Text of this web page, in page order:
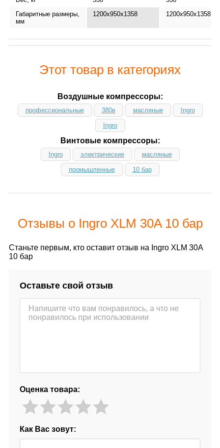
Габаритные размеры,
мм
1200x950x1358 1200x950x1358
Этот товар в категориях
Воздушные компрессоры:
профессиональные 380в масляные Ingro
Ingro
Винтовые компрессоры:
Ingro электрические масляные
промышленные 10 бар
Отзывы о Ingro XLM 30A 10 бар
Станьте первым, кто оставит отзыв на Ingro XLM 30A
10 бар
Оставьте свой отзыв
Оценка товара:
Как Вас зовут: